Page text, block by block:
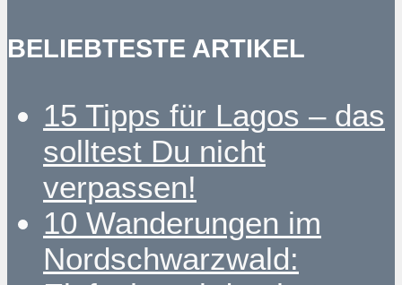
BELIEBTESTE ARTIKEL
15 Tipps für Lagos – das
solltest Du nicht
verpassen!
10 Wanderungen im
Nordschwarzwald: